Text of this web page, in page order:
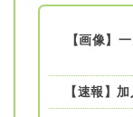
【画像】
【速報】